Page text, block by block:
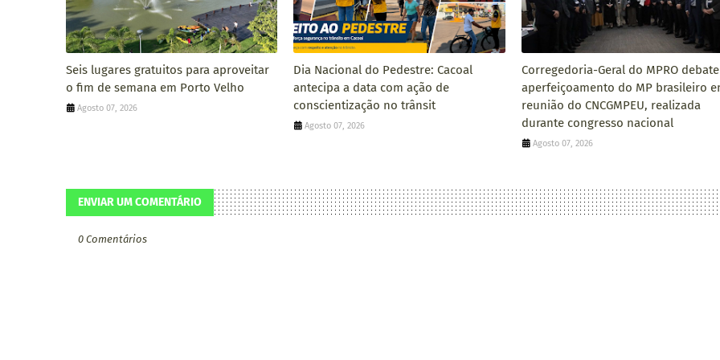
Seis lugares gratuitos para aproveitar
o fim de semana em Porto Velho
Agosto 07, 2026
Dia Nacional do Pedestre: Cacoal
antecipa a data com ação de
conscientização no trânsit
Agosto 07, 2026
Corregedoria-Geral do MPRO debate
aperfeiçoamento do MP brasileiro
reunião do CNCGMPEU, realizada
durante congresso nacional
Agosto 07, 2026
ENVIAR UM COMENTÁRIO
0 Comentários